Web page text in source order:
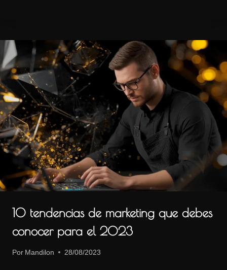
10 tendencias de marketing que debes
conocer para el 2023
Por Mandilon 28/08/2023